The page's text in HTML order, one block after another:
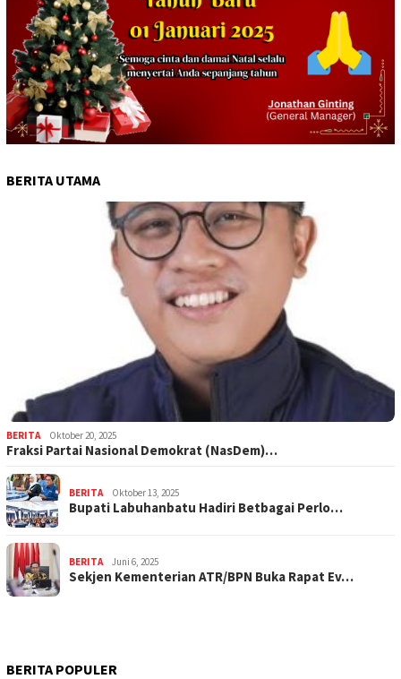
BERITA UTAMA
BERITA Oktober 20, 2025
Fraksi Partai Nasional Demokrat (NasDem)…
BERITA Oktober 13, 2025
Bupati Labuhanbatu Hadiri Betbagai Perlo…
BERITA Juni 6, 2025
Sekjen Kementerian ATR/BPN Buka Rapat Ev…
BERITA POPULER